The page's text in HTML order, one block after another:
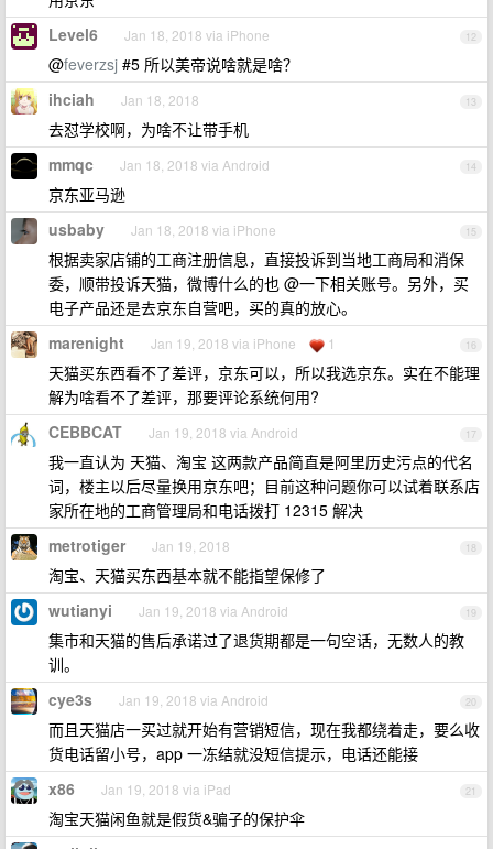
12
Level6 Jan 18, 2018 via iPhone
@feverzsj #5 所以美帝说啥就是啥？
13
ihciah Jan 18, 2018
去怼学校啊，为啥不让带手机
14
mmqc Jan 18, 2018 via Android
京东亚马逊
15
usbaby Jan 18, 2018 via iPhone
根据卖家店铺的工商注册信息，直接投诉到当地工商局和消保
委，顺带投诉天猫，微博什么的也 @一下相关账号。另外，买
电子产品还是去京东自营吧，买的真的放心。
16
marenight Jan 19, 2018 via iPhone 1
天猫买东西看不了差评，京东可以，所以我选京东。实在不能理
解为啥看不了差评，那要评论系统何用?
17
CEBBCAT Jan 19, 2018 via Android
我一直认为 天猫、淘宝 这两款产品简直是阿里历史污点的代名
词，楼主以后尽量换用京东吧；目前这种问题你可以试着联系店
家所在地的工商管理局和电话拨打 12315 解决
18
metrotiger Jan 19, 2018
淘宝、天猫买东西基本就不能指望保修了
19
wutianyi Jan 19, 2018 via Android
集市和天猫的售后承诺过了退货期都是一句空话，无数人的教
训。
20
cye3s Jan 19, 2018 via Android
而且天猫店一买过就开始有营销短信，现在我都绕着走，要么收
货电话留小号，app 一冻结就没短信提示，电话还能接
21
x86 Jan 19, 2018 via iPad
淘宝天猫闲鱼就是假货&骗子的保护伞